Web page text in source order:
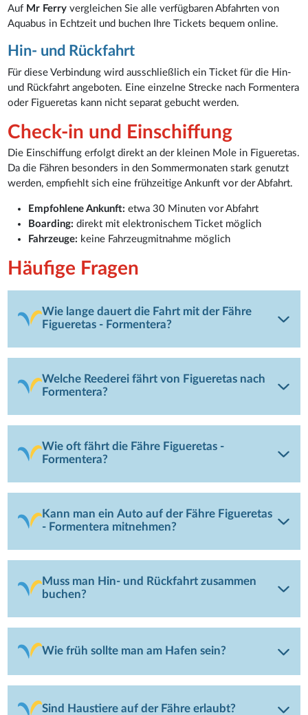
Auf Mr Ferry vergleichen Sie alle verfügbaren Abfahrten von
Aquabus in Echtzeit und buchen Ihre Tickets bequem online.
Hin- und Rückfahrt
Für diese Verbindung wird ausschließlich ein Ticket für die Hin-
und Rückfahrt angeboten. Eine einzelne Strecke nach Formentera
oder Figueretas kann nicht separat gebucht werden.
Check-in und Einschiffung
Die Einschiffung erfolgt direkt an der kleinen Mole in Figueretas.
Da die Fähren besonders in den Sommermonaten stark genutzt
werden, empfiehlt sich eine frühzeitige Ankunft vor der Abfahrt.
Empfohlene Ankunft: etwa 30 Minuten vor Abfahrt
Boarding: direkt mit elektronischem Ticket möglich
Fahrzeuge: keine Fahrzeugmitnahme möglich
Häufige Fragen
Wie lange dauert die Fahrt mit der Fähre
Figueretas - Formentera?
Welche Reederei fährt von Figueretas nach
Formentera?
Wie oft fährt die Fähre Figueretas -
Formentera?
Kann man ein Auto auf der Fähre Figueretas
- Formentera mitnehmen?
Muss man Hin- und Rückfahrt zusammen
buchen?
Wie früh sollte man am Hafen sein?
Sind Haustiere auf der Fähre erlaubt?